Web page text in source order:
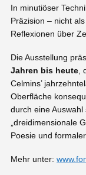
In minutiöser
Präzision – nicht
Reflexionen über
Die Ausstellung
Jahren bis heute
Celmins’
Oberfläche
durch eine Auswahl
„dreidimensionale
Poesie und
Mehr unter: